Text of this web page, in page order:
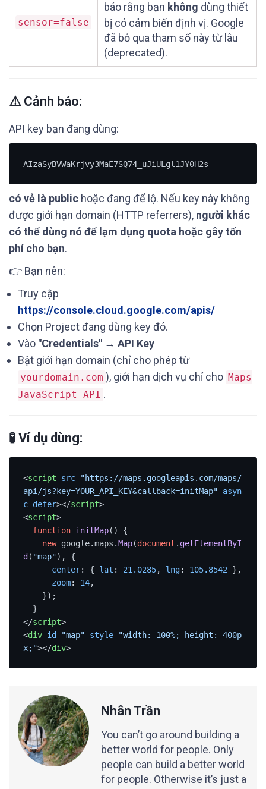
sensor=false
báo rằng bạn không dùng thiết
bị có cảm biến định vị. Google
đã bỏ qua tham số này từ lâu
(deprecated).
⚠️ Cảnh báo:
API key bạn đang dùng:
có vẻ là public hoặc đang để lộ. Nếu key này không
được giới hạn domain (HTTP referrers), người khác
có thể dùng nó để lạm dụng quota hoặc gây tốn
phí cho bạn.
👉 Bạn nên:
Truy cập
https://console.cloud.google.com/apis/
Chọn Project đang dùng key đó.
Vào "Credentials" → API Key
Bật giới hạn domain (chỉ cho phép từ
yourdomain.com ), giới hạn dịch vụ chỉ cho Maps
JavaScript API .
🧪 Ví dụ dùng:
<script src="https://maps.googleapis.com/maps/
api/js?key=YOUR_API_KEY&callback=initMap"
asyn
c defer></script>
<script>
function initMap( ) {
new google.maps .Map(document . getElementByI
d( "map"), {
center: { lat : 21.0285, lng: 105.8542 },
zoom: 14,
</script>
<div id="map" style="width: 100%; height: 400p
x;"></div>
Nhân Trần
You can’t go around building a
better world for people. Only
people can build a better world
for people. Otherwise it’s just a